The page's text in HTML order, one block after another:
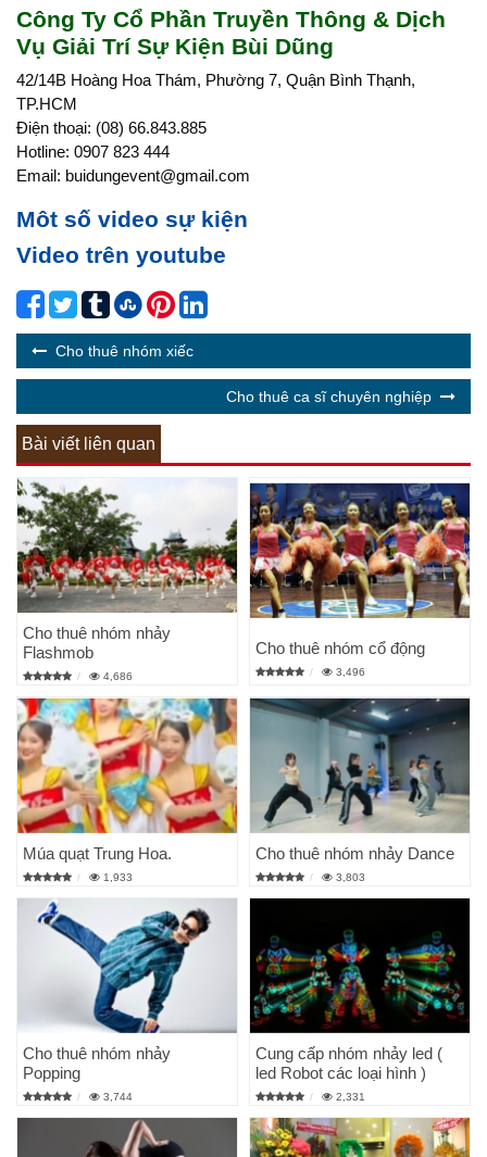
Công Ty Cổ Phần Truyền Thông & Dịch
Vụ Giải Trí Sự Kiện Bùi Dũng
42/14B Hoàng Hoa Thám, Phường 7, Quận Bình Thạnh,
TP.HCM
Điện thoại: (08) 66.843.885
Hotline: 0907 823 444
Email: buidungevent@gmail.com
Môt số video sự kiện
Video trên youtube
Cho thuê nhóm xiếc
Cho thuê ca sĩ chuyên nghiệp
Bài viết liên quan
Cho thuê nhóm nhảy
Flashmob
4,686
Cho thuê nhóm cổ động
3,496
Múa quạt Trung Hoa.
1,933
Cho thuê nhóm nhảy Dance
3,803
Cho thuê nhóm nhảy
Popping
3,744
Cung cấp nhóm nhảy led (
led Robot các loại hình )
2,331